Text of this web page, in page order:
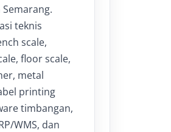
teknis
scale,
floor scale,
metal
printing
timbangan,
WMS, dan